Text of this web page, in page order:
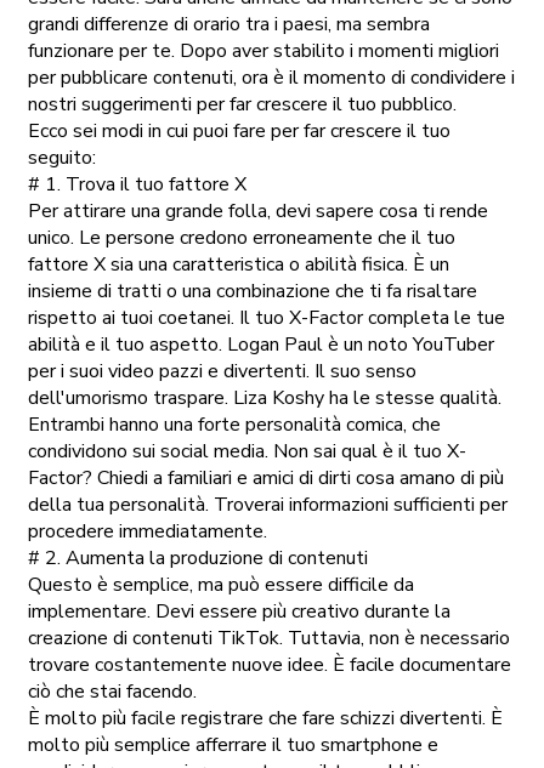
grandi differenze di orario tra i paesi, ma sembra
funzionare per te. Dopo aver stabilito i momenti migliori
per pubblicare contenuti, ora è il momento di condividere i
nostri suggerimenti per far crescere il tuo pubblico.
Ecco sei modi in cui puoi fare per far crescere il tuo
seguito:
# 1. Trova il tuo fattore X
Per attirare una grande folla, devi sapere cosa ti rende
unico. Le persone credono erroneamente che il tuo
fattore X sia una caratteristica o abilità fisica. È un
insieme di tratti o una combinazione che ti fa risaltare
rispetto ai tuoi coetanei. Il tuo X-Factor completa le tue
abilità e il tuo aspetto. Logan Paul è un noto YouTuber
per i suoi video pazzi e divertenti. Il suo senso
dell'umorismo traspare. Liza Koshy ha le stesse qualità.
Entrambi hanno una forte personalità comica, che
condividono sui social media. Non sai qual è il tuo X-
Factor? Chiedi a familiari e amici di dirti cosa amano di più
della tua personalità. Troverai informazioni sufficienti per
procedere immediatamente.
# 2. Aumenta la produzione di contenuti
Questo è semplice, ma può essere difficile da
implementare. Devi essere più creativo durante la
creazione di contenuti TikTok. Tuttavia, non è necessario
trovare costantemente nuove idee. È facile documentare
ciò che stai facendo.
È molto più facile registrare che fare schizzi divertenti. È
molto più semplice afferrare il tuo smartphone e